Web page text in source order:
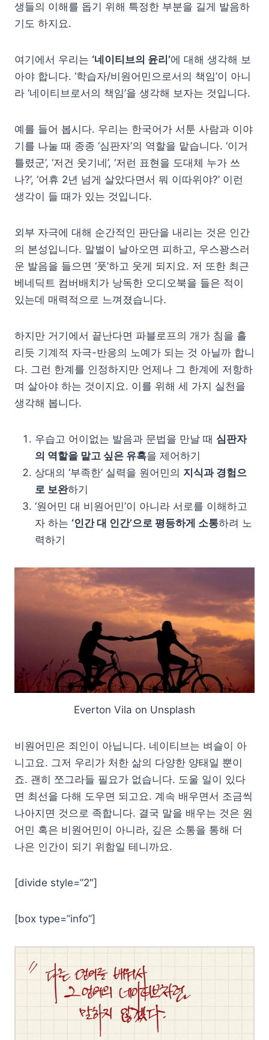
생들의 이해를 돕기 위해 특정한 부분을 길게 발음하
기도 하지요.
여기에서 우리는 ‘네이티브의 윤리’에 대해 생각해 보
아야 합니다. ‘학습자/비원어민으로서의 책임’이 아니
라 ‘네이티브로서의 책임’을 생각해 보자는 것입니다.
예를 들어 봅시다. 우리는 한국어가 서툰 사람과 이야
기를 나눌 때 종종 ‘심판자’의 역할을 맡습니다. ‘이거
틀렸군’, ‘저건 웃기네’, ‘저런 표현을 도대체 누가 쓰
나?’, ‘어휴 2년 넘게 살았다면서 뭐 이따위야?’ 이런
생각이 들 때가 있는 것입니다.
외부 자극에 대해 순간적인 판단을 내리는 것은 인간
의 본성입니다. 말벌이 날아오면 피하고, 우스꽝스러
운 발음을 들으면 ‘풋’하고 웃게 되지요. 저 또한 최근
베네딕트 컴버배치가 낭독한 오디오북을 들은 적이
있는데 매력적으로 느껴졌습니다.
하지만 거기에서 끝난다면 파블로프의 개가 침을 흘
리듯 기계적 자극-반응의 노예가 되는 것 아닐까 합니
다. 그런 한계를 인정하지만 언제나 그 한계에 저항하
며 살아야 하는 것이지요. 이를 위해 세 가지 실천을
생각해 봅니다.
우습고 어이없는 발음과 문법을 만날 때 심판자
의 역할을 맡고 싶은 유혹을 제어하기
상대의 ‘부족한’ 실력을 원어민의 지식과 경험으
로 보완하기
‘원어민 대 비원어민’이 아니라 서로를 이해하고
자 하는 ‘인간 대 인간’으로 평등하게 소통하려 노
력하기
Everton Vila on Unsplash
비원어민은 죄인이 아닙니다. 네이티브는 벼슬이 아
니고요. 그저 우리가 처한 삶의 다양한 양태일 뿐이
죠. 괜히 쪼그라들 필요가 없습니다. 도울 일이 있다
면 최선을 다해 도우면 되고요. 계속 배우면서 조금씩
나아지면 것으로 족합니다. 결국 말을 배우는 것은 원
어민 혹은 비원어민이 아니라, 깊은 소통을 통해 더
나은 인간이 되기 위함일 테니까요.
[divide style=”2″]
[box type=”info”]